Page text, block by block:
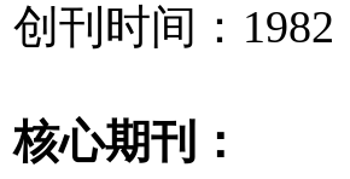
创刊时间：1982
核心期刊：